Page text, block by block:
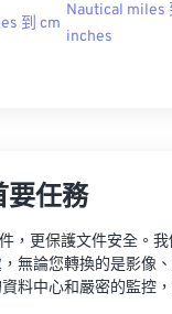
到 cm
Nautical miles
inches
要任務
，更保護文件安全。
無論您轉換的是影像
料中心和嚴密的監控